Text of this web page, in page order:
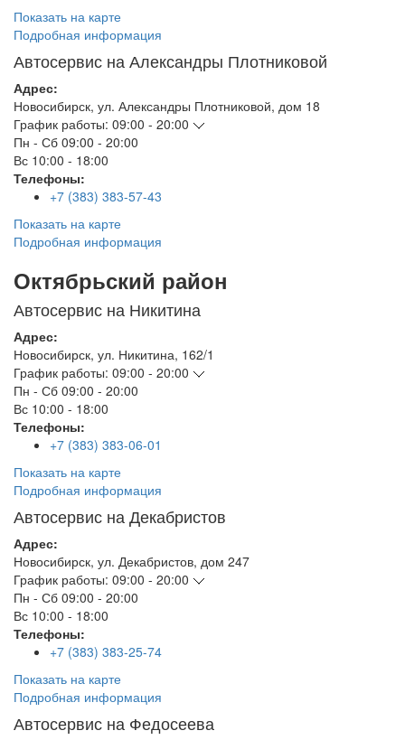
Показать на карте
Подробная информация
Автосервис на Александры Плотниковой
Адрес:
Новосибирск, ул. Александры Плотниковой, дом 18
График работы: 09:00 - 20:00
Пн - Сб 09:00 - 20:00
Вс 10:00 - 18:00
Телефоны:
+7 (383) 383-57-43
Показать на карте
Подробная информация
Октябрьский район
Автосервис на Никитина
Адрес:
Новосибирск, ул. Никитина, 162/1
График работы: 09:00 - 20:00
Пн - Сб 09:00 - 20:00
Вс 10:00 - 18:00
Телефоны:
+7 (383) 383-06-01
Показать на карте
Подробная информация
Автосервис на Декабристов
Адрес:
Новосибирск, ул. Декабристов, дом 247
График работы: 09:00 - 20:00
Пн - Сб 09:00 - 20:00
Вс 10:00 - 18:00
Телефоны:
+7 (383) 383-25-74
Показать на карте
Подробная информация
Автосервис на Федосеева